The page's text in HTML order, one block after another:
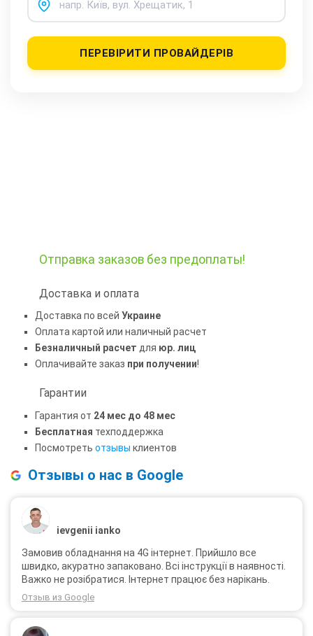
ПЕРЕВІРИТИ ПРОВАЙДЕРІВ
Отправка заказов без предоплаты!
Доставка и оплата
Доставка по всей Украине
Оплата картой или наличный расчет
Безналичный расчет для юр. лиц
Оплачивайте заказ при получении!
Гарантии
Гарантия от 24 мес до 48 мес
Бесплатная техподдержка
Посмотреть отзывы клиентов
Отзывы о нас в Google
ievgenii ianko
Замовив обладнання на 4G інтернет. Прийшло все
швидко, акуратно запаковано. Всі інструкції в наявності.
Важко не розібратися. Інтернет працює без нарікань.
Отзыв из Google